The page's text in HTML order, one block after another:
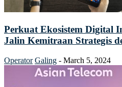
Perkuat Ekosistem Digital
Jalin Kemitraan Strategis
Operator Galing - March 5, 2024